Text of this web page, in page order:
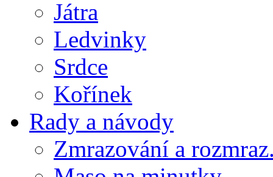
Játra
Ledvinky
Srdce
Kořínek
Rady a návody
Zmrazování a